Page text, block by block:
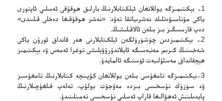
1- بېكىتىمىزگە يوللانغان ئېلكىتابلارنىڭ بارلىق ھوقۇقى ئەسلىي ئاپتورى
ياكى مۇناسىۋەتلىك نەشرىياتقا تەۋە: «نەشر ھوقۇقىغا دەخلى قىلىندى»
دەپ قارىسىڭىز بىز بىلەن ئالاقىلىشىڭ.
2- بېكىتىمىزدىن چۈشۈرۈلگەن ئېلكىتابلارنى ھەر قانداق ئورۇن ياكى
شەخسنىڭ كىرىم مەنبەسىگە ئايلاندۇرۇۋېلىشى توغرا ئەمەس ۋە بېكىتىمىز
ھېچقانداق مەسئۇلىيەت ئۈستىگە ئالمايدۇ.
3-بېكىتىمىزگە تامغۇسى بىلەن يوللانغان كۆپىنچە كىتابلارنىڭ تامغۇسىز
ۋە سۈزۈك نۇسخىسى بىزدە مەۋجۇت بولۇپ، تەلەپ قىلغۇچىلارنىڭ
پايدىلىنىش ئەھۋالىغا قاراپ ئەسلىي نۇسخىسى تەمىنلىنىدۇ.